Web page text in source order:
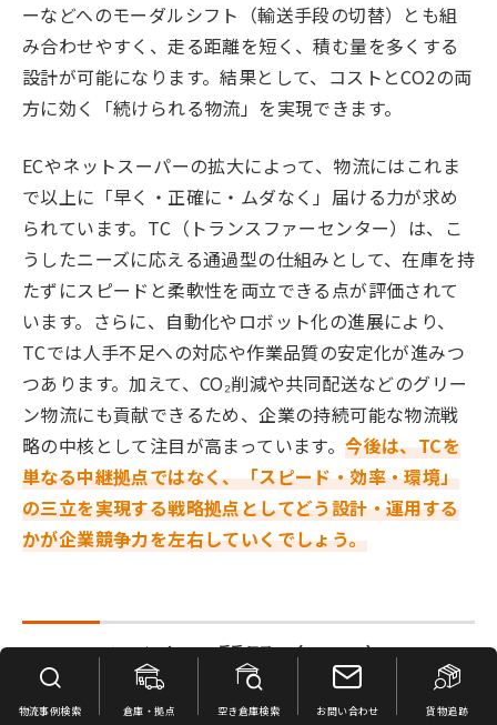
ーなどへのモーダルシフト（輸送手段の切替）とも組
み合わせやすく、走る距離を短く、積む量を多くする
設計が可能になります。結果として、コストとCO2の両
方に効く「続けられる物流」を実現できます。
ECやネットスーパーの拡大によって、物流にはこれま
で以上に「早く・正確に・ムダなく」届ける力が求め
られています。TC（トランスファーセンター）は、こ
うしたニーズに応える通過型の仕組みとして、在庫を持
たずにスピードと柔軟性を両立できる点が評価されて
います。さらに、自動化やロボット化の進展により、
TCでは人手不足への対応や作業品質の安定化が進みつ
つあります。加えて、CO₂削減や共同配送などのグリー
ン物流にも貢献できるため、企業の持続可能な物流戦
略の中核として注目が高まっています。今後は、TCを
単なる中継拠点ではなく、「スピード・効率・環境」
の三立を実現する戦略拠点としてどう設計・運用する
かが企業競争力を左右していくでしょう。
TC：よくある質問（Q&A）
物流事例検索 倉庫・拠点 空き倉庫検索 お問い合わせ 貨物追跡